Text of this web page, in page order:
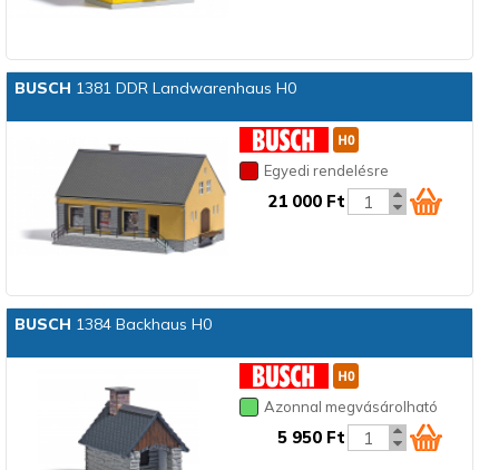
BUSCH 1381 DDR Landwarenhaus H0
Egyedi rendelésre
21 000 Ft
BUSCH 1384 Backhaus H0
Azonnal megvásárolható
5 950 Ft